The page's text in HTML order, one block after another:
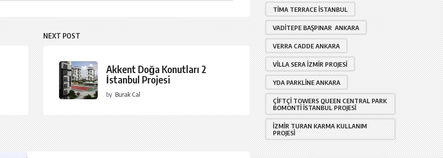
NEXT POST
Akkent Doğa Konutları 2
İstanbul Projesi
by Burak Cal
TIMA TERRACE İSTANBUL
VADITEPE BAŞPINAR ANKARA
VERRA CADDE ANKARA
VILLA SERA İZMIR PROJESI
YDA PARKLINE ANKARA
ÇIFTÇI TOWERS QUEEN CENTRAL PARK
BOMONTI İSTANBUL PROJESI
İZMIR TURAN KARMA KULLANIM
PROJESI